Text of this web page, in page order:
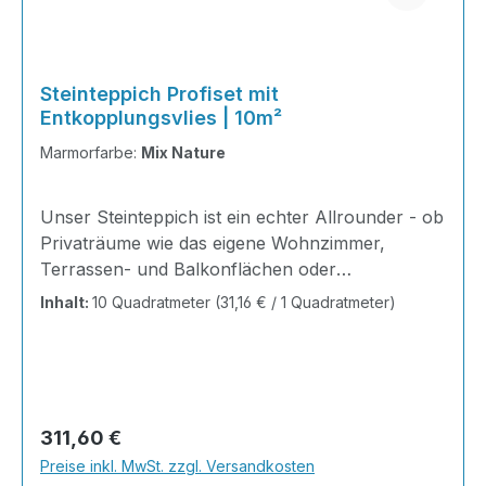
Steinteppich Profiset mit
Entkopplungsvlies | 10m²
Marmorfarbe: Mix Nature
Unser Steinteppich ist ein echter Allrounder - ob
Privaträume wie das eigene Wohnzimmer,
Terrassen- und Balkonflächen oder
Gewerbeobjekte und Ausstellungsräume; unsere
und einfach zu verlegen. Stöbern Sie in unserem
Shop nach Ihrer Lieblingsfarbe und legen Sie
gleich los. Marmorsteine haben von Natur aus
Inhalt: 10 Quadratmeter (31,16 € / 1 Quadratmeter)
Regulärer Preis:
311,60 €
Preise inkl. MwSt. zzgl. Versandkosten